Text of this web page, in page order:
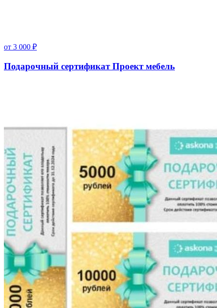
от 3 000 ₽
Подарочный сертификат Проект мебель